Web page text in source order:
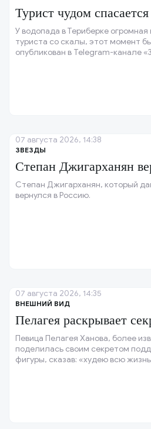
Турист чудом
У водопада в Териберке огромная
туриста со скалы, этот момент
опубликован в Telegram-канале
ЗВЕЗДЫ
Степан Джигарханян
Степан Джигарханян, который
вернулся в Россию.
07 августа 2026, 14:38
ВНЕШНИЙ ВИД
Пелагея раскрывает
Певица Пелагея Ханова, более
поделилась своим секретом
фигуры, сказав: «худею всю
07 августа 2026, 14:35